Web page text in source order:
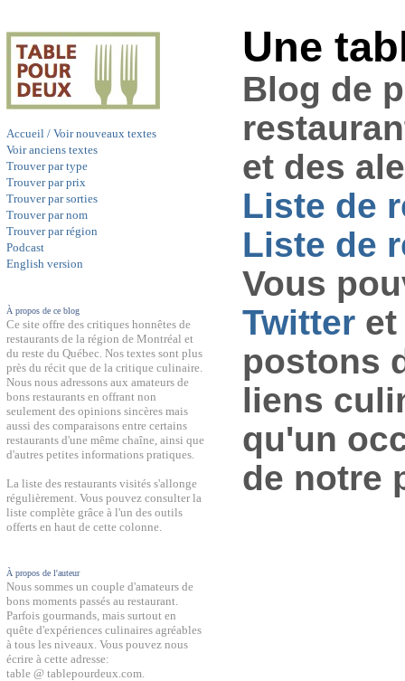
Accueil / Voir nouveaux textes
Voir anciens textes
Trouver par type
Trouver par prix
Trouver par sorties
Trouver par nom
Trouver par région
Podcast
English version
À propos de ce blog
Ce site offre des critiques honnêtes de
restaurants de la région de Montréal et
du reste du Québec. Nos textes sont plus
près du récit que de la critique culinaire.
Nous nous adressons aux amateurs de
bons restaurants en offrant non
seulement des opinions sincères mais
aussi des comparaisons entre certains
restaurants d'une même chaîne, ainsi que
d'autres petites informations pratiques.
La liste des restaurants visités s'allonge
régulièrement. Vous pouvez consulter la
liste complète grâce à l'un des outils
offerts en haut de cette colonne.
À propos de l'auteur
Nous sommes un couple d'amateurs de
bons moments passés au restaurant.
Parfois gourmands, mais surtout en
quête d'expériences culinaires agréables
à tous les niveaux. Vous pouvez nous
écrire à cette adresse:
table @ tablepourdeux.com.
Une
Blog de
et des
Liste de
Liste de
Vous
Twitter
postons
liens
qu'un
de notre